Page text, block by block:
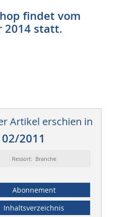
findet vom
2014 statt.
Artikel erschien in
02/2011
Ressort: Branche
Abonnement
Inhaltsverzeichnis